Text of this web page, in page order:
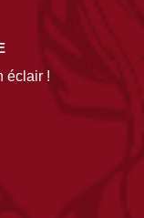
éclair !